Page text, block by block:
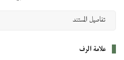
علامة الرف